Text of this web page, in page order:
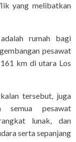
yang melibatkan
rumah bagi
pesawat
km di utara Los
tersebut, juga
semua pesawat
lunak, dan
serta sepanjang